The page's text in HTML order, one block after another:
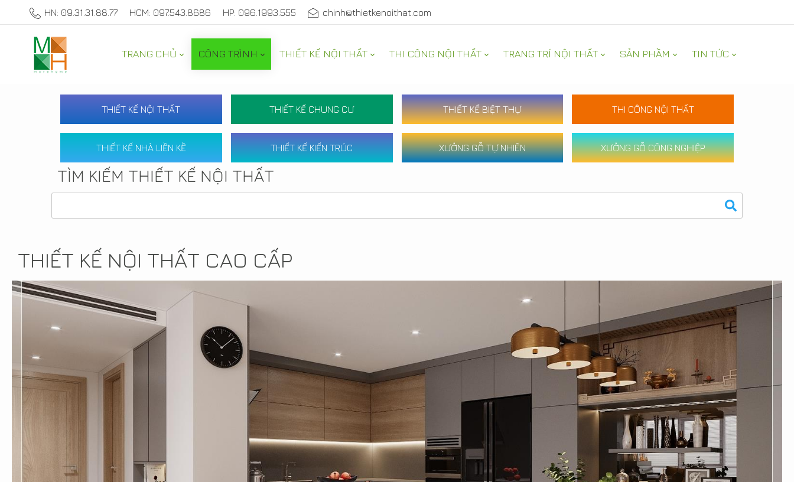
HN: 09.31.31.88.77 HCM: 097.543.8686 HP: 096.1993.555 chinh@thietkenoithat.com
TRANG CHỦ CÔNG TRÌNH THIẾT KẾ NỘI THẤT THI CÔNG NỘI THẤT TRANG TRÍ NỘI THẤT SẢN PHẦM TIN TỨC
THIẾT KẾ NỘI THẤT THIẾT KẾ CHUNG CƯ THIẾT KẾ BIỆT THỰ THI CÔNG NỘI THẤT
THIẾT KẾ NHÀ LIỀN KỀ THIẾT KẾ KIẾN TRÚC XƯỞNG GỖ TỰ NHIÊN XƯỞNG GỖ CÔNG NGHIỆP
TÌM KIẾM THIẾT KẾ NỘI THẤT
THIẾT KẾ NỘI THẤT CAO CẤP